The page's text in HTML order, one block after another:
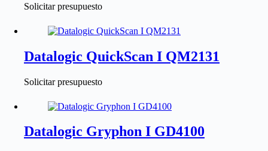
Solicitar presupuesto
Datalogic QuickScan I QM2131
Solicitar presupuesto
Datalogic Gryphon I GD4100